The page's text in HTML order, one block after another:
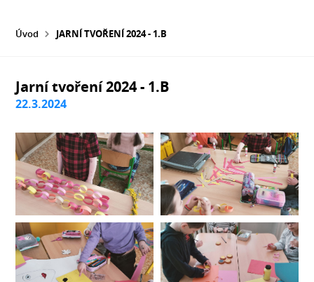
Úvod JARNÍ TVOŘENÍ 2024 - 1.B
Jarní tvoření 2024 - 1.B
22.3.2024